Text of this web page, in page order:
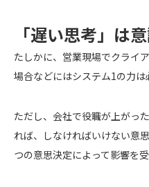
「遅い思考」は
たしかに、営業現場でクライ
場合などにはシステム1の力は
ただし、会社で役職が上がっ
れば、しなければいけない意
つの意思決定によって影響を